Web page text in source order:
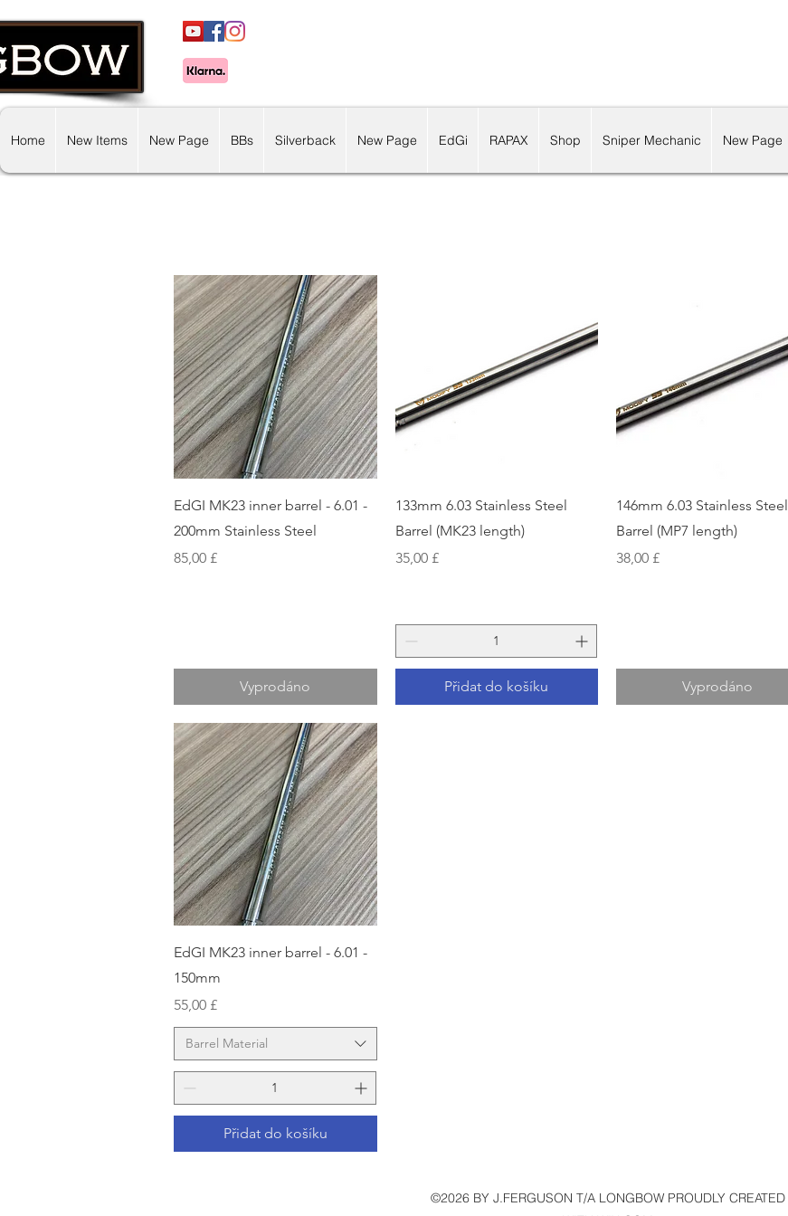
Home New Items New Page BBs Silverback New Page EdGi RAPAX Shop Sniper Mechanic New Page
Rychlý náhled
EdGI MK23 inner barrel - 6.01 -
200mm Stainless Steel
Cena
85,00 £
Vyprodáno
Rychlý náhled
133mm 6.03 Stainless Steel
Barrel (MK23 length)
Cena
35,00 £
Přidat do košíku
Rychlý náhled
146mm 6.03 Stainless Steel
Barrel (MP7 length)
Cena
38,00 £
Vyprodáno
Rychlý náhled
EdGI MK23 inner barrel - 6.01 -
150mm
Cena
55,00 £
Barrel Material
Přidat do košíku
©2026 BY J.FERGUSON T/A LONGBOW PROUDLY CREATED